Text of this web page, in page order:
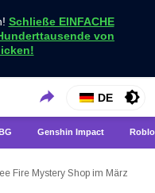
Schließe EINFACHE
von
Neuigkeiten
neuesten Spielnachrichten nur bei
DE
Genshin Impact
Fire Mystery Shop im März